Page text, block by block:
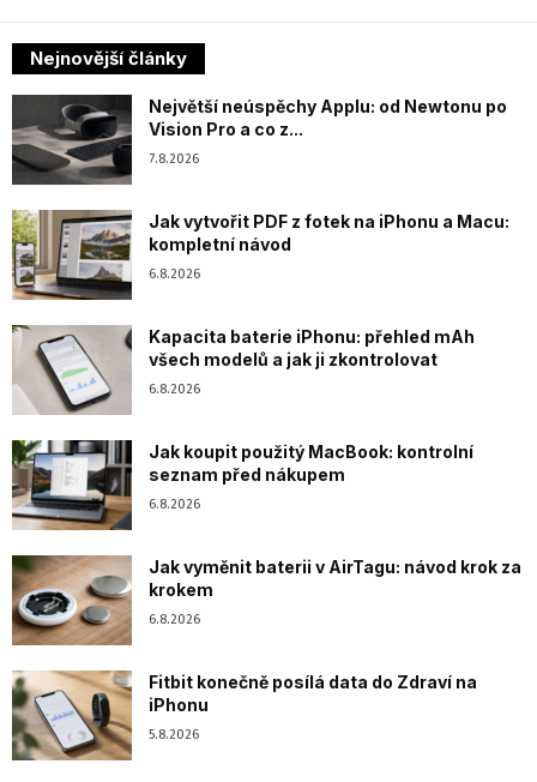
Nejnovější články
Největší neúspěchy Applu: od Newtonu po
Vision Pro a co z...
7.8.2026
Jak vytvořit PDF z fotek na iPhonu a Macu:
kompletní návod
6.8.2026
Kapacita baterie iPhonu: přehled mAh
všech modelů a jak ji zkontrolovat
6.8.2026
Jak koupit použitý MacBook: kontrolní
seznam před nákupem
6.8.2026
Jak vyměnit baterii v AirTagu: návod krok za
krokem
6.8.2026
Fitbit konečně posílá data do Zdraví na
iPhonu
5.8.2026